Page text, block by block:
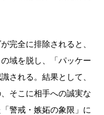
完全に排除されると、
域を脱し、「パッケー
される。結果として、
そこに相手への誠実な
警戒・嫉妬の象限」に